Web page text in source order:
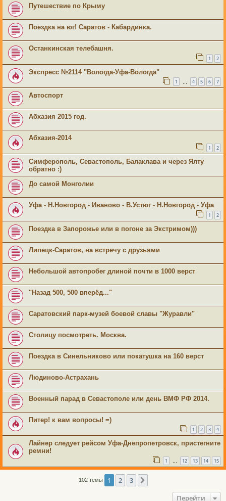
Путешествие по Крыму
Поездка на юг! Саратов - Кабардинка.
Останкинская телебашня.
1 2
Экспресс №2114 "Вологда-Уфа-Вологда"
1 4 5 6 7
Автоспорт
Абхазия 2015 год.
Абхазия-2014
1 2
Симферополь, Севастополь, Балаклава и через Ялту
обратно :)
До самой Монголии
Уфа - Н.Новгород - Иваново - В.Устюг - Н.Новгород - Уфа
1 2
Поездка в Запорожье или в погоне за Экстримом)))
Липецк-Саратов, на встречу с друзьями
Небольшой автопробег длиной почти в 1000 верст
"Назад 500, 500 вперёд..."
Саратовский парк-музей боевой славы "Журавли"
Столицу посмотреть. Москва.
Поездка в Синельниково или покатушка на 160 верст
Людиново-Астрахань
Военный парад в Севастополе или день ВМФ РФ 2014.
Питер! к вам вопросы! =)
1 2 3 4
Лайнер следует рейсом Уфа-Днепропетровск, пристегните
ремни!
1 … 12 13 14 15
102 темы 1 2 3
Перейти